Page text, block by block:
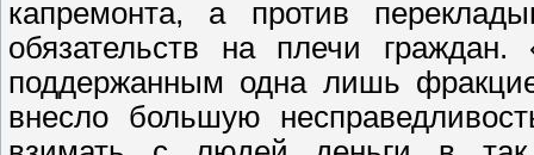
капремонта, а против
обязательств на плечи
поддержанным одна лишь
внесло большую